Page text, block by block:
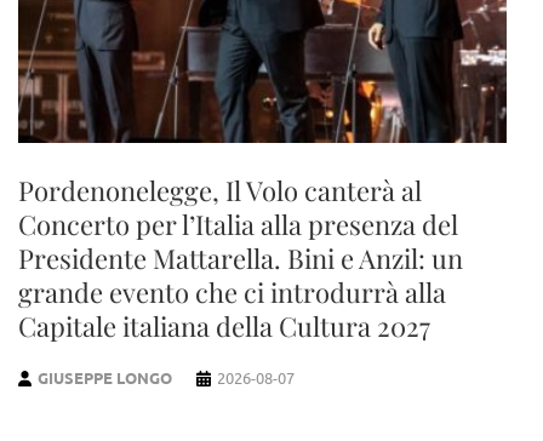
Pordenonelegge, Il Volo canterà al
Concerto per l’Italia alla presenza del
Presidente Mattarella. Bini e Anzil: un
grande evento che ci introdurrà alla
Capitale italiana della Cultura 2027
GIUSEPPE LONGO 2026-08-07